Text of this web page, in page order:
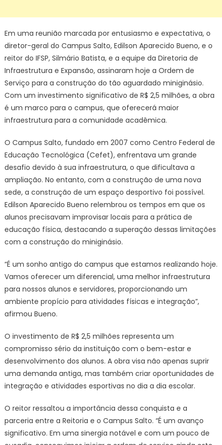
Em uma reunião marcada por entusiasmo e expectativa, o
diretor-geral do Campus Salto, Edilson Aparecido Bueno, e o
reitor do IFSP, Silmário Batista, e a equipe da Diretoria de
Infraestrutura e Expansão, assinaram hoje a Ordem de
Serviço para a construção do tão aguardado miniginásio.
Com um investimento significativo de R$ 2,5 milhões, a obra
é um marco para o campus, que oferecerá maior
infraestrutura para a comunidade acadêmica.
O Campus Salto, fundado em 2007 como Centro Federal de
Educação Tecnológica (Cefet), enfrentava um grande
desafio devido à sua infraestrutura, o que dificultava a
ampliação. No entanto, com a construção de uma nova
sede, a construção de um espaço desportivo foi possível.
Edilson Aparecido Bueno relembrou os tempos em que os
alunos precisavam improvisar locais para a prática de
educação física, destacando a superação dessas limitações
com a construção do miniginásio.
“É um sonho antigo do campus que estamos realizando hoje.
Vamos oferecer um diferencial, uma melhor infraestrutura
para nossos alunos e servidores, proporcionando um
ambiente propício para atividades físicas e integração”,
afirmou Bueno.
O investimento de R$ 2,5 milhões representa um
compromisso sério da instituição com o bem-estar e
desenvolvimento dos alunos. A obra visa não apenas suprir
uma demanda antiga, mas também criar oportunidades de
integração e atividades esportivas no dia a dia escolar.
O reitor ressaltou a importância dessa conquista e a
parceria entre a Reitoria e o Campus Salto. “É um avanço
significativo. Em uma sinergia notável e com um pouco de